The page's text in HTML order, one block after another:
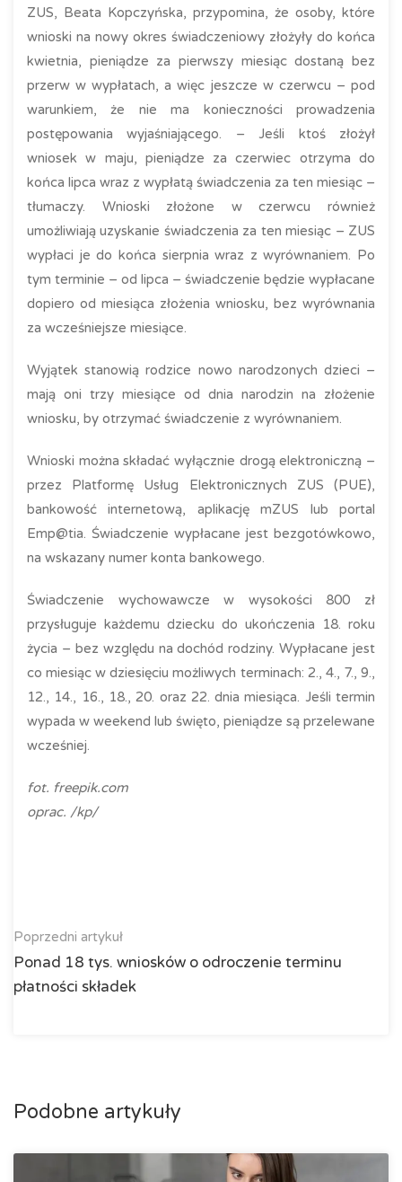
ZUS, Beata Kopczyńska, przypomina, że osoby, które
wnioski na nowy okres świadczeniowy złożyły do końca
kwietnia, pieniądze za pierwszy miesiąc dostaną bez
przerw w wypłatach, a więc jeszcze w czerwcu – pod
warunkiem, że nie ma konieczności prowadzenia
postępowania wyjaśniającego. – Jeśli ktoś złożył
wniosek w maju, pieniądze za czerwiec otrzyma do
końca lipca wraz z wypłatą świadczenia za ten miesiąc –
tłumaczy. Wnioski złożone w czerwcu również
umożliwiają uzyskanie świadczenia za ten miesiąc – ZUS
wypłaci je do końca sierpnia wraz z wyrównaniem. Po
tym terminie – od lipca – świadczenie będzie wypłacane
dopiero od miesiąca złożenia wniosku, bez wyrównania
za wcześniejsze miesiące.
Wyjątek stanowią rodzice nowo narodzonych dzieci –
mają oni trzy miesiące od dnia narodzin na złożenie
wniosku, by otrzymać świadczenie z wyrównaniem.
Wnioski można składać wyłącznie drogą elektroniczną –
przez Platformę Usług Elektronicznych ZUS (PUE),
bankowość internetową, aplikację mZUS lub portal
Emp@tia. Świadczenie wypłacane jest bezgotówkowo,
na wskazany numer konta bankowego.
Świadczenie wychowawcze w wysokości 800 zł
przysługuje każdemu dziecku do ukończenia 18. roku
życia – bez względu na dochód rodziny. Wypłacane jest
co miesiąc w dziesięciu możliwych terminach: 2., 4., 7., 9.,
12., 14., 16., 18., 20. oraz 22. dnia miesiąca. Jeśli termin
wypada w weekend lub święto, pieniądze są przelewane
wcześniej.
fot. freepik.com
oprac. /kp/
Poprzedni artykuł
Ponad 18 tys. wniosków o odroczenie terminu
płatności składek
Podobne artykuły